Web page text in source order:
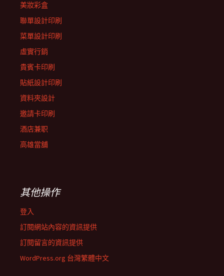
美妝彩盒
聯單設計印刷
菜單設計印刷
虛實行銷
貴賓卡印刷
貼紙設計印刷
資料夾設計
邀請卡印刷
酒店兼职
高雄當舖
其他操作
登入
訂閱網站內容的資訊提供
訂閱留言的資訊提供
WordPress.org 台灣繁體中文